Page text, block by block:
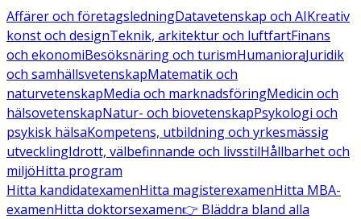
Affärer och företagsledningDatavetenskap och AIKreativ
konst och designTeknik, arkitektur och luftfartFinans
och ekonomiBesöksnäring och turismHumanioraJuridik
och samhällsvetenskapMatematik och
naturvetenskapMedia och marknadsföringMedicin och
hälsovetenskapNatur- och biovetenskapPsykologi och
psykisk hälsaKompetens, utbildning och yrkesmässig
utvecklingIdrott, välbefinnande och livsstilHållbarhet och
miljöHitta program
Hitta kandidatexamenHitta magisterexamenHitta MBA-
examenHitta doktorsexamen👉 Bläddra bland alla